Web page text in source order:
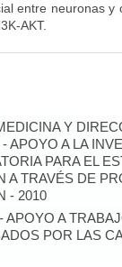
entre neuronas y
AKT.
Y
APOYO A LA
PARA EL
A TRAVÉS DE
- 2010
APOYO A
POR LAS